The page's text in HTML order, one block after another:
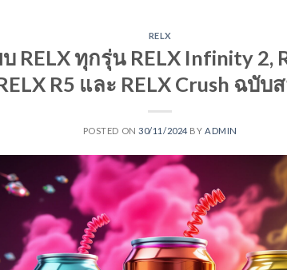
RELX
RELX ทุกรุ่น RELX Infinity 2,
R5 และ RELX Crush ฉบั
POSTED ON30/11/2024 BYADMIN